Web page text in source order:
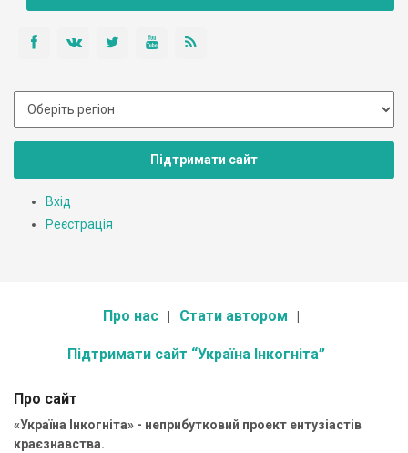
Підтримати сайт
Вхід
Реєстрація
Про нас Стати автором
Підтримати сайт “Україна Інкогніта”
Про сайт
«Україна Інкогніта» - неприбутковий проект ентузіастів
краєзнавства.